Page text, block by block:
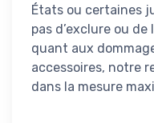
États ou certaines
pas d’exclure ou
quant aux
accessoires, notre
dans la mesure